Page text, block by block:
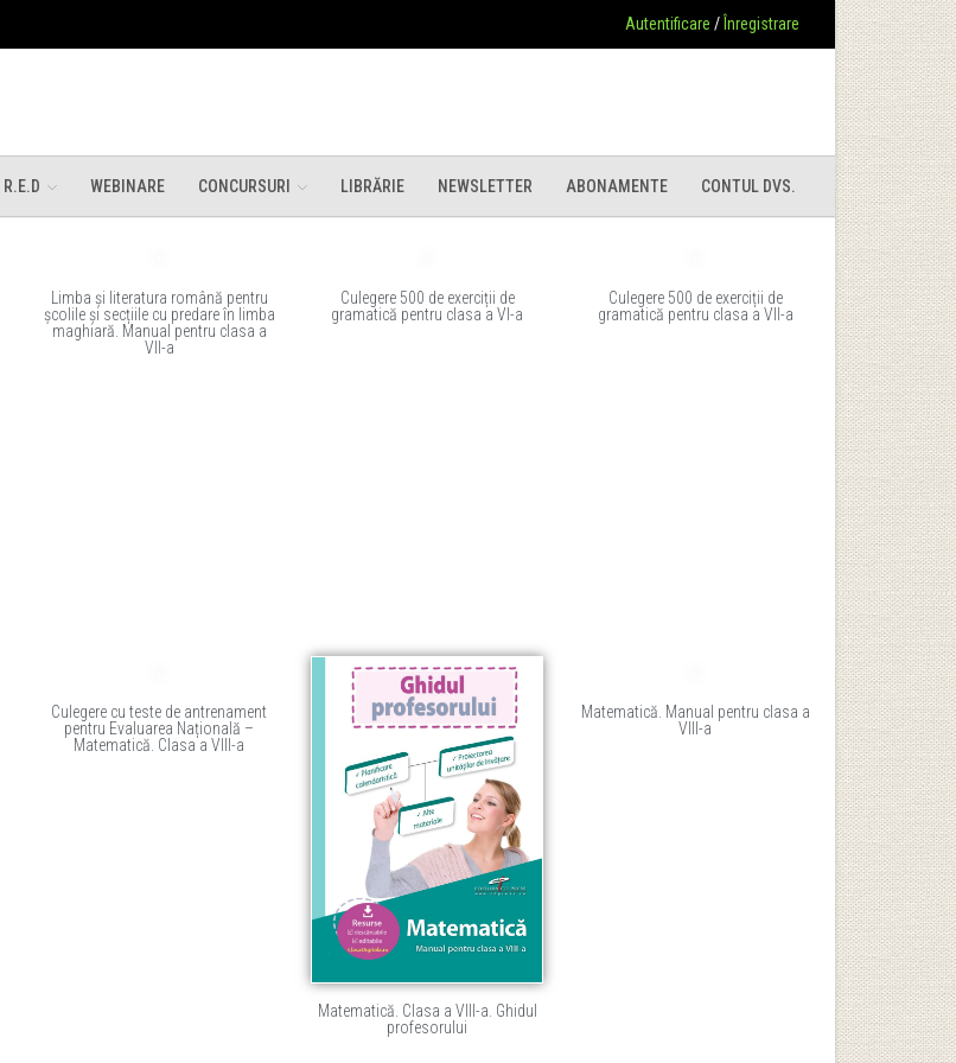
Autentificare / Înregistrare
R.E.D WEBINARE CONCURSURI LIBRĂRIE NEWSLETTER ABONAMENTE CONTUL DVS.
Limba și literatura română pentru
școlile și secțiile cu predare în limba
maghiară. Manual pentru clasa a
VII-a
Culegere 500 de exerciții de
gramatică pentru clasa a VI-a
Culegere 500 de exerciții de
gramatică pentru clasa a VII-a
Culegere cu teste de antrenament
pentru Evaluarea Națională –
Matematică. Clasa a VIII-a
Matematică. Clasa a VIII-a. Ghidul
profesorului
Matematică. Manual pentru clasa a
VIII-a